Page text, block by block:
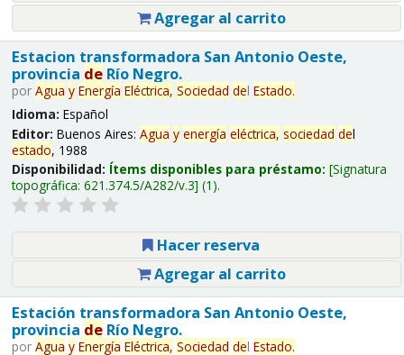
Agregar al carrito
Estacion transformadora San Antonio Oeste,
provincia deRío Negro.
por Agua y Energía Eléctrica, Sociedad del Estado.
Idioma: Español
Editor: Buenos Aires: Agua y energía eléctrica, sociedad del
estado, 1988
Disponibilidad: Ítems disponibles para préstamo: Signatura
topográfica: 621.374.5/A282/v.3 (1).
Hacer reserva
Agregar al carrito
Estación transformadora San Antonio Oeste,
provincia deRío Negro.
por Agua y Energía Eléctrica, Sociedad del Estado.